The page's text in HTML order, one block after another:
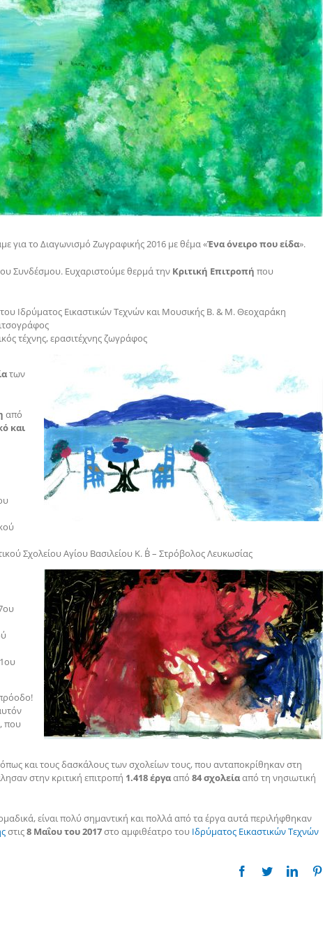
για το Διαγωνισμό Ζωγραφικής 2016 με θέμα «Ένα όνειρο που είδα».
Συνδέσμου. Ευχαριστούμε θερμά την Κριτική Επιτροπή που
Ιδρύματος Εικαστικών Τεχνών και Μουσικής Β. & Μ. Θεοχαράκη
τέχνης, ερασιτέχνης ζωγράφος
των
από
και
Σχολείου Αγίου Βασιλείου Κ. Β΄ – Στρόβολος Λευκωσίας
που
και τους δασκάλους των σχολείων τους, που ανταποκρίθηκαν στη
στην κριτική επιτροπή 1.418 έργααπό 84 σχολείααπό τη νησιωτική
είναι πολύ σημαντική και πολλά από τα έργα αυτά περιλήφθηκαν
στις8 Μαΐου του 2017στο αμφιθέατρο του Ιδρύματος Εικαστικών Τεχνών
Facebook
TwitterLinkedin